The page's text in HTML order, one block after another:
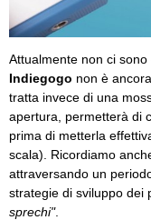
Attualmente non ci
Indiegogo non è
tratta invece di una
apertura, permetterà di
prima di metterla
scala). Ricordiamo
attraversando un
strategie di sviluppo dei
sprechi".